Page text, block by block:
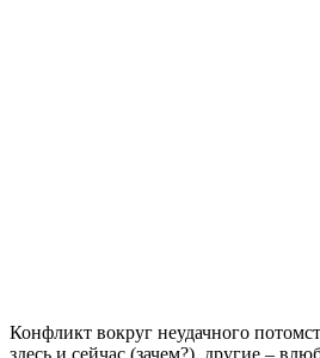
Конфликт вокруг неудачного